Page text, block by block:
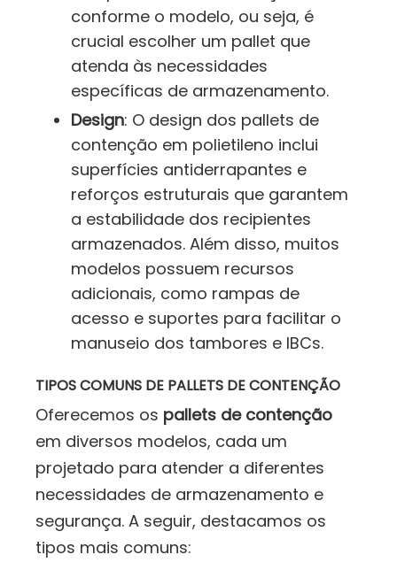
conforme o modelo, ou seja, é
crucial escolher um pallet que
atenda às necessidades
específicas de armazenamento.
Design: O design dos pallets de
contenção em polietileno inclui
superfícies antiderrapantes e
reforços estruturais que garantem
a estabilidade dos recipientes
armazenados. Além disso, muitos
modelos possuem recursos
adicionais, como rampas de
acesso e suportes para facilitar o
manuseio dos tambores e IBCs.
TIPOS COMUNS DE PALLETS DE CONTENÇÃO
Oferecemos os pallets de contenção
em diversos modelos, cada um
projetado para atender a diferentes
necessidades de armazenamento e
segurança. A seguir, destacamos os
tipos mais comuns: